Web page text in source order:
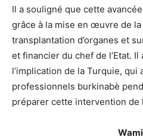
Il a souligné que cette
grâce à la mise en œuvre de
transplantation d’organes et
et financier du chef de l’Etat.
l’implication de la Turquie, qui
professionnels burkinabè
préparer cette intervention de